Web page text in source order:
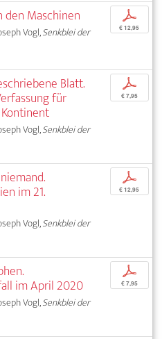
den Maschinen
Vogl,Senkblei der
p
€ 12,95
Blatt.
für
Vogl,Senkblei der
p
€ 7,95
im 21.
Vogl,Senkblei der
p
€ 12,95
im April 2020
Vogl,Senkblei der
p
€ 7,95